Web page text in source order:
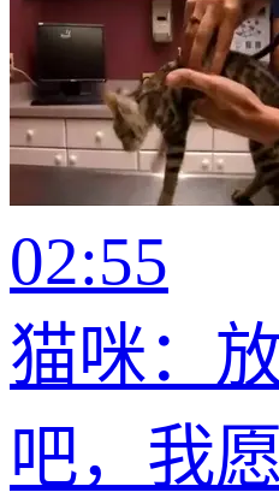
02:55
猫咪：
吧，我